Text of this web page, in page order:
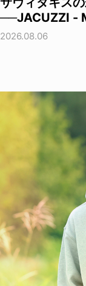
──JACUZZI -
2026.08.06